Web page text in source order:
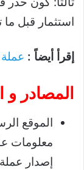
استثمار قبل
إقرأ أيضاً : عملة ASTER حلال أم حرام
المصادر و
معلومات